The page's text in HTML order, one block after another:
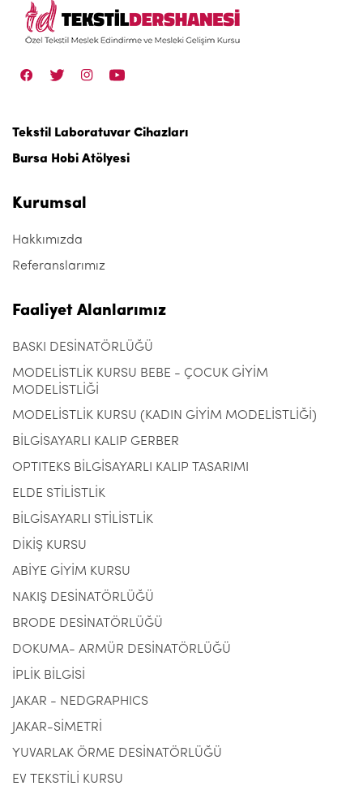
Tekstil Laboratuvar Cihazları
Bursa Hobi Atölyesi
Kurumsal
Hakkımızda
Referanslarımız
Faaliyet Alanlarımız
BASKI DESİNATÖRLÜĞÜ
MODELİSTLİK KURSU BEBE - ÇOCUK GİYİM
MODELİSTLİĞİ
MODELİSTLİK KURSU (KADIN GİYİM MODELİSTLİĞİ)
BİLGİSAYARLI KALIP GERBER
OPTITEKS BİLGİSAYARLI KALIP TASARIMI
ELDE STİLİSTLİK
BİLGİSAYARLI STİLİSTLİK
DİKİŞ KURSU
ABİYE GİYİM KURSU
NAKIŞ DESİNATÖRLÜĞÜ
BRODE DESİNATÖRLÜĞÜ
DOKUMA- ARMÜR DESİNATÖRLÜĞÜ
İPLİK BİLGİSİ
JAKAR - NEDGRAPHICS
JAKAR-SİMETRİ
YUVARLAK ÖRME DESİNATÖRLÜĞÜ
EV TEKSTİLİ KURSU